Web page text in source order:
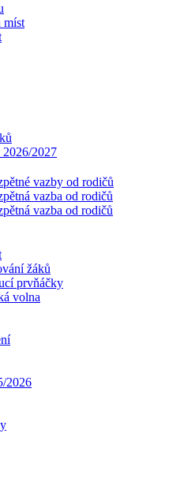
míst
2027
vazby od rodičů
vazba od rodičů
vazba od rodičů
žáků
prvňáčky
volna
2026